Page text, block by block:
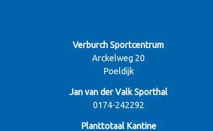
Verburch Sportcentrum
Arckelweg 20
Poeldijk
Jan van der Valk Sporthal
0174-242292
Planttotaal Kantine